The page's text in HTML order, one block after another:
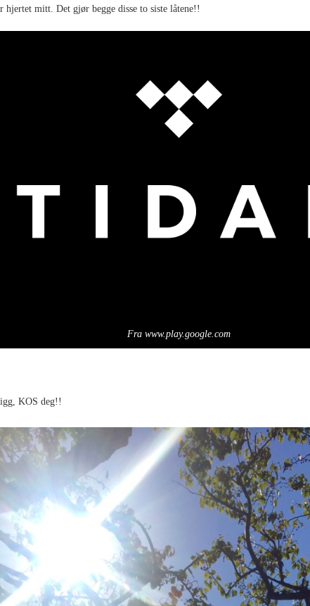
hjertet mitt. Det gjør begge disse to siste låtene!!
Fra www.play.google.com
KOS deg!!